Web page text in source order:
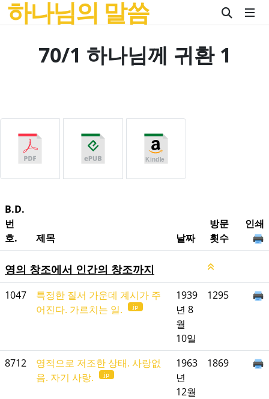
하나님의 말씀
70/1 하나님께 귀환 1
B.D.
번
호.
제목 날짜
방문
횟수
인쇄
영의 창조에서 인간의 창조까지
1047
특정한 질서 가운데 계시가 주
어진다. 가르치는 일.
jp
1939
년 8
월
10일
1295
8712
영적으로 저조한 상태. 사랑없
음. 자기 사랑.
jp
1963
년
12월
1869